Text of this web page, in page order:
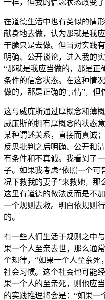
一样，但我的信念状态改变了
在道德生活中也有类似的情
献身地去做，认为那就是我
干脆只是去做。但当对实践
明确、公开谈论，进入我的
“那就是我应当做的，那是正
条件的信念状态。在这种情
做的，那是正确的事情”，但
这与威廉斯通过厚概念和薄
威廉斯的拥有厚概念的状态
某种谓述关系，直接而真诚
反思批判之后明确、公开和
有条件和不真诚。我看到了
子。如果我考虑“依照一个可
况下救我的妻子”来救她，那
这里有道德的做法反而是不
一个规则去救。明白依规则
的。
有一些人们生活于规则之中
果一个人至亲去世，那么通
个规律，“如果一个人至亲死
社会习惯。这个社会也可能
果一个人的至亲死，则他应
的实践推理将会是：“如果一